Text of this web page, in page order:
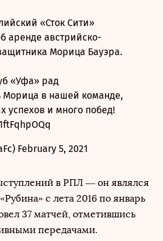
«Сток Сити»
аренде австрийско-
Морица Бауэра.
«Уфа» рад
Морица в нашей команде,
успехов и много побед!
February 5, 2021
в РПЛ — он являлся
с лета 2016 по январь
37 матчей, отметившись
передачами.